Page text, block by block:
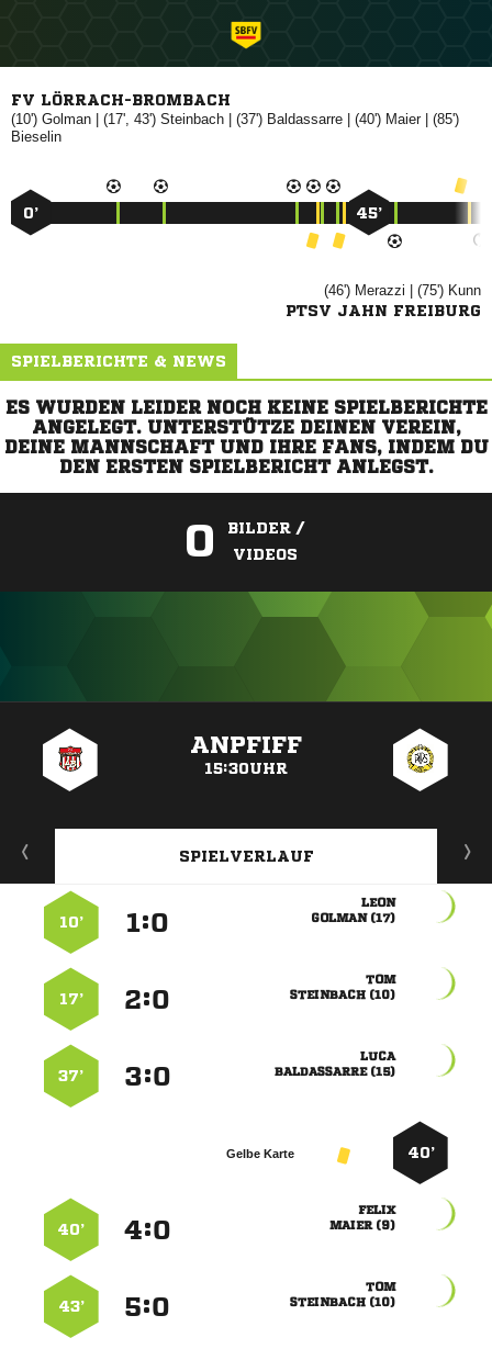
FV LÖRRACH-BROMBACH
(10')  | (17', 43')  | (37')  | (40') | (85')

0’ 45’
(46')  | (75') 
PTSV JAHN FREIBURG
SPIELBERICHTE & NEWS
ES WURDEN LEIDER NOCH KEINE SPIELBERICHTE
ANGELEGT. UNTERSTÜTZE DEINEN VEREIN,
DEINE MANNSCHAFT UND IHRE FANS, INDEM DU
DEN ERSTEN SPIELBERICHT ANLEGST.
0
BILDER /
VIDEOS
ANPFIFF
15:30UHR
SPIELVERLAUF

 
:
10’

 
:
17’

 
:
37’
40’
Gelbe Karte

 
:
40’

 
:
43’